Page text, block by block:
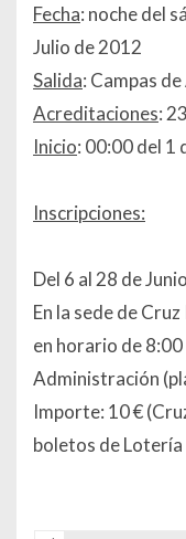
Fecha: noche del
Julio de 2012
Salida: Campas
Acreditaciones:
Inicio: 00:00 del 1
Inscripciones:
Del 6 al 28 de
En la sede de
en horario de
Administración
Importe: 10 €
boletos de